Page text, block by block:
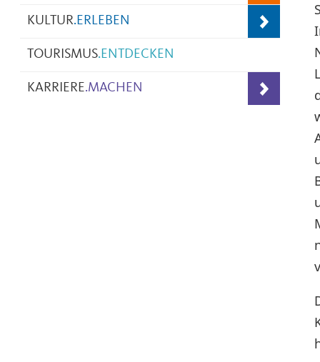
KULTUR.ERLEBEN
TOURISMUS.ENTDECKEN
KARRIERE.MACHEN